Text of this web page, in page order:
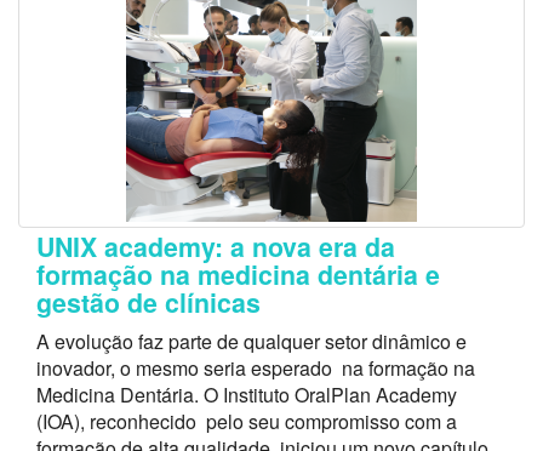
UNIX academy: a nova era da
formação na medicina dentária e
gestão de clínicas
A evolução faz parte de qualquer setor dinâmico e
inovador, o mesmo seria esperado na formação na
Medicina Dentária. O Instituto OralPlan Academy
(IOA), reconhecido pelo seu compromisso com a